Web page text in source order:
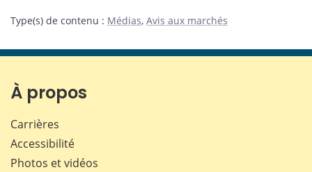
Type(s) de contenu : Médias, Avis aux marchés
À propos
Carrières
Accessibilité
Photos et vidéos